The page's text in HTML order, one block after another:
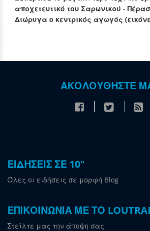
αποχετευτικό του Σαρωνικού -
Διώρυγα ο κεντρικός αγωγός
ΑΚΟΛΟΥΘΗΣΤΕ
ΕΙΔΗΣΕΙΣ ΣΕ 10"
Όλες οι ειδήσεις σε μορφή Blog
ΕΠΙΚΟΙΝΩΝΙΑ ΜΕ ΤΟ
Στείλτε μας την άποψη σας